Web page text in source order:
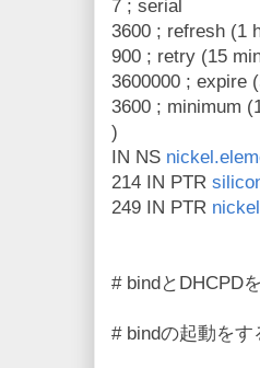
7 ; serial
3600 ; refresh (1
900 ; retry (15
3600000 ; expire
3600 ; minimum
)
IN NS
214 IN PTR
249 IN PTR
# bindとDHCPD
# bindの起動をす